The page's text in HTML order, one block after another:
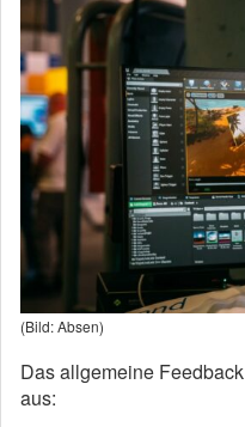
(Bild: Absen)
Das allgemeine
aus: